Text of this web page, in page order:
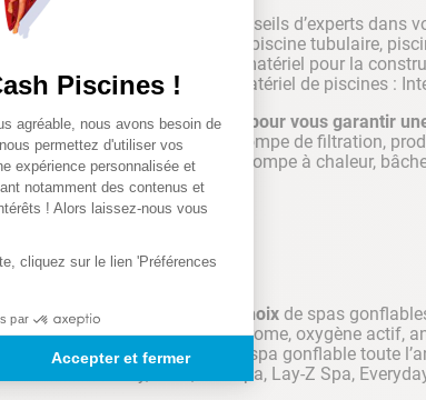
sélection de produits et de conseils d’experts dans
découvrir notre large gamme de piscine tubulaire,
autoportées mais aussi tout le matériel pour la
marques de piscines et de matériel de piscines :
égalementtous les éléments pour vous garantir
aspirateurs piscine, pompe de filtration,
(robot de piscine, pompe à chaleur,
et jeux.
Montpellier
c'est aussi un large choixde spas
des produits de traitement (brome, oxygène actif,
pour profiter de votre spa gonflable toute
: Bestway, Intex, Purespa, Lay-Z Spa,
Piscines !
du Consentement :
agréable, nous avons besoin de
permettez d'utiliser vos
expérience personnalisée et
notamment des contenus et
! Alors laissez-nous vous
cliquez sur le lien 'Préférences
par
Accepter et fermer